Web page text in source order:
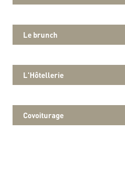
Le brunch
L'Hôtellerie
Covoiturage